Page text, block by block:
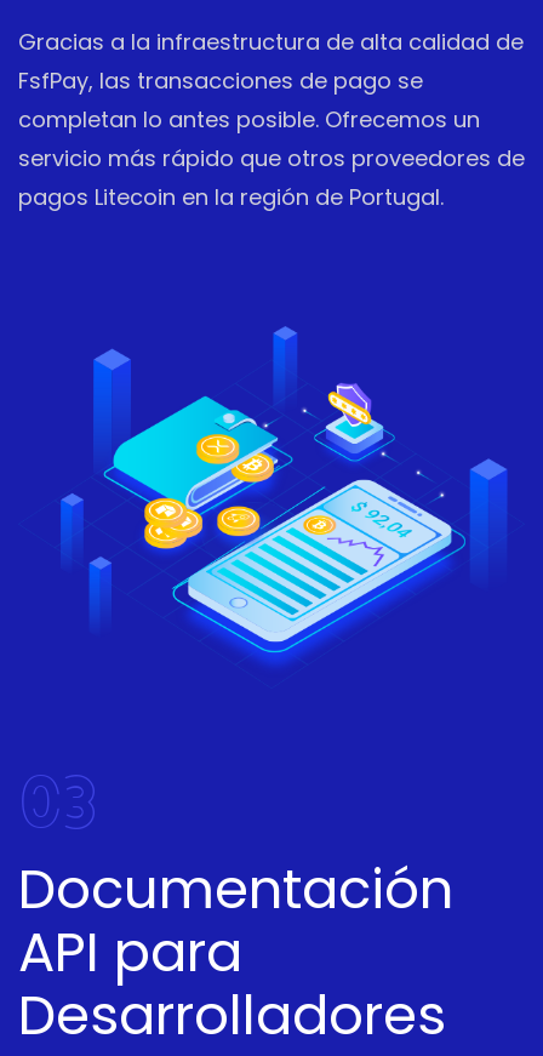
Gracias a la infraestructura de alta calidad de
FsfPay, las transacciones de pago se
completan lo antes posible. Ofrecemos un
servicio más rápido que otros proveedores de
pagos Litecoin en la región de Portugal.
03
Documentación
API para
Desarrolladores